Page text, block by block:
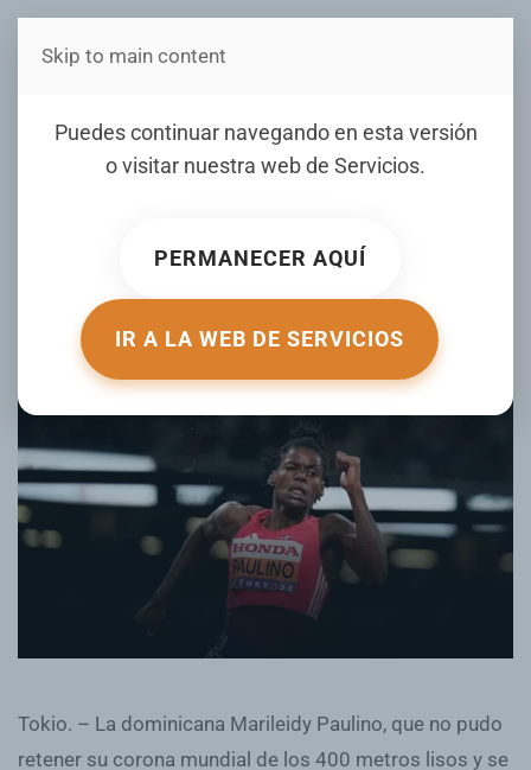
Estás en Telenord Medios
Puedes continuar navegando en esta versión
o visitar nuestra web de Servicios.
PERMANECER AQUÍ
IR A LA WEB DE SERVICIOS
Skip to main content
Marileidy Paulino: “Tengo fe
en que batiré el récord
ESCRITO POR ELDIA.COM.DO EL18 SEPTIEMBRE 2025
Tokio. – La dominicana Marileidy Paulino, que no pudo
retener su corona mundial de los 400 metros lisos y se